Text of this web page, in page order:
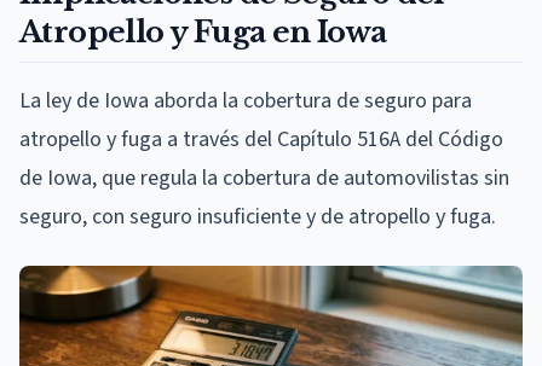
Atropello y Fuga en Iowa
La ley de Iowa aborda la cobertura de seguro para
atropello y fuga a través del Capítulo 516A del Código
de Iowa, que regula la cobertura de automovilistas sin
seguro, con seguro insuficiente y de atropello y fuga.